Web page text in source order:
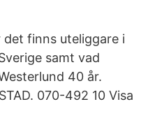
finns uteliggare i
samt vad
40 år.
070-492 10 Visa